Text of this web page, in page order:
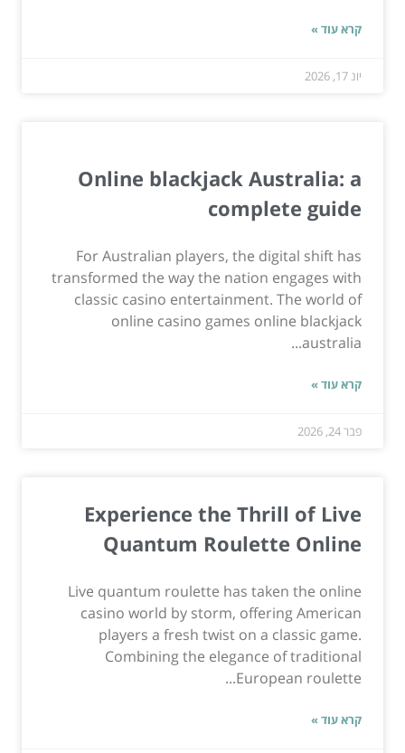
קרא עוד »
יונ 17, 2026
Online blackjack Australia: a
complete guide
For Australian players, the digital shift has
transformed the way the nation engages with
classic casino entertainment. The world of
online casino games online blackjack
australia...
קרא עוד »
פבר 24, 2026
Experience the Thrill of Live
Quantum Roulette Online
Live quantum roulette has taken the online
casino world by storm, offering American
players a fresh twist on a classic game.
Combining the elegance of traditional
European roulette...
קרא עוד »